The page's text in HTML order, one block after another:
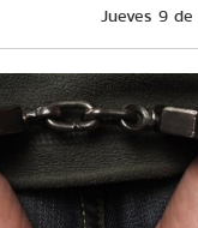
Jueves 9